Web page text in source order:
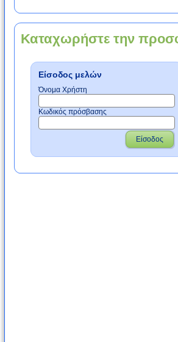
Καταχωρήστε την
Είσοδος μελών
Όνομα Χρήστη
Κωδικός πρόσβασης
Είσοδος